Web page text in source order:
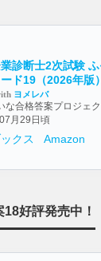
診断士2次試験
ド19（2026年版）
ヨメレバ
な合格答案プロジェ
月29日頃
クス Amazon
好評発売中！